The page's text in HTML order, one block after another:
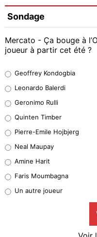
Sondage
Mercato - Ça bouge à
joueur à partir cet été ?
38%
32%
5%
1%
9%
Geoffrey Kondogbia
Leonardo Balerdi
Geronimo Rulli
Quinten Timber
Pierre-Emile Hojbjerg
Neal Maupay
Amine Harit
Faris Moumbagna
Un autre joueur